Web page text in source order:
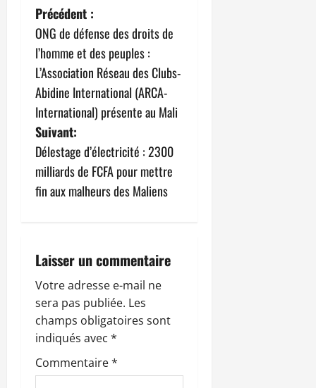
N
a
v
i
g
a
t
o
n
d
’
a
Précédent :
ONG de défense des droits de
l’homme et des peuples :
L’Association Réseau des Clubs-
Abidine International (ARCA-
International) présente au Mali
Suivant:
Délestage d’électricité : 2300
milliards de FCFA pour mettre
fin aux malheurs des Maliens
Laisser un commentaire
Votre adresse e-mail ne
sera pas publiée. Les
champs obligatoires sont
indiqués avec *
Commentaire*